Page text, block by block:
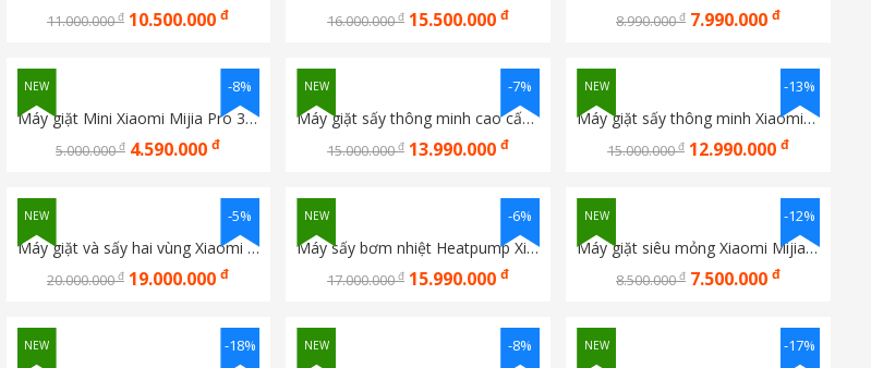
11.000.000đ 10.500.000đ 16.000.000đ 15.500.000đ 8.990.000đ 7.990.000đ
Máy giặt Mini Xiaomi Mijia Pro 3Kg MJ108 new model 2025
5.000.000đ 4.590.000đ
-8%
NEW
Máy giặt sấy thông minh cao cấp Xiaomi Mijia MJ103 Pro 12Kg/9Kg
15.000.000đ 13.990.000đ
-7%
NEW
Máy giặt sấy thông minh Xiaomi Mijia Pro Blue Oxygen MJ102 12KG/9KG
15.000.000đ 12.990.000đ
-13%
NEW
Máy giặt và sấy hai vùng Xiaomi Mijia MJ107 10Kg/7Kg , 0.25Kg/0.2Kg
20.000.000đ 19.000.000đ
-5%
NEW
Máy sấy bơm nhiệt Heatpump Xiaomi Mijia MJ105
17.000.000đ 15.990.000đ
-6%
NEW
Máy giặt siêu mỏng Xiaomi Mijia MJ106 10KG
8.500.000đ 7.500.000đ
-12%
NEW
-18%
NEW -8%
NEW -17%
NEW